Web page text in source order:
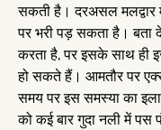
सकती है। दरअसल
पर भरी पड़ सकता है। बता
करता है, पर इसके साथ ही
हो सकते हैं। आमतौर पर
समय पर इस समस्या का
को कई बार गुदा नली में